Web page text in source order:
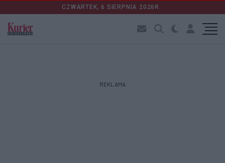
CZWARTEK, 6 SIERPNIA 2026R.
REKLAMA